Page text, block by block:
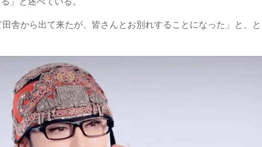
舎から出て来たが、皆さんとお別れすることになった」と、と